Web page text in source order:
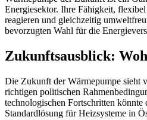
Energiesektor. Ihre Fähigkeit,
reagieren und gleichzeitig
bevorzugten Wahl für die
Zukunftsausblick:
Die Zukunft der Wärmepumpe sieht
richtigen politischen
technologischen Fortschritten könnte
Standardlösung für Heizsysteme in